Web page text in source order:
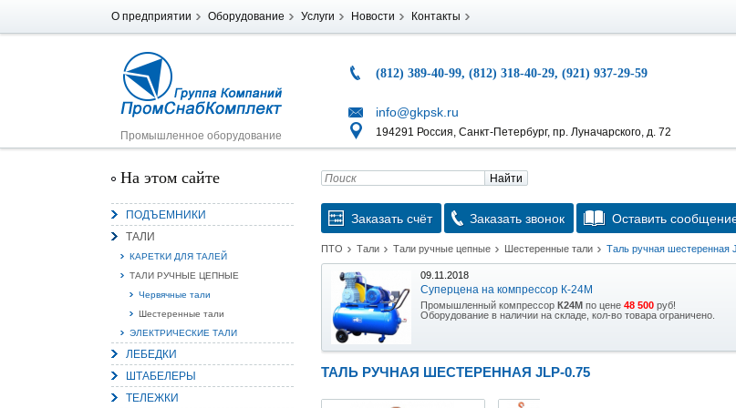
О предприятии Оборудование Услуги Новости Контакты
Промышленное оборудование
(812) 389-40-99, (812) 318-40-29, (921) 937-29-59
info@gkpsk.ru
194291 Россия, Санкт-Петербург, пр. Луначарского, д. 72
На этом сайте
ПОДЪЕМНИКИ
ТАЛИ
КАРЕТКИ ДЛЯ ТАЛЕЙ
ТАЛИ РУЧНЫЕ ЦЕПНЫЕ
Червячные тали
Шестеренные тали
ЭЛЕКТРИЧЕСКИЕ ТАЛИ
ЛЕБЕДКИ
ШТАБЕЛЕРЫ
ТЕЛЕЖКИ
Найти
Заказать счёт Заказать звонок Оставить
ПТО Тали Тали ручные цепные Шестеренные тали Таль ручная шестеренная
09.11.2018
Суперцена на компрессор К-24М
Промышленный компрессор К24М по цене 48 500 руб!
Оборудование в наличии на складе, кол-во товара ограничено.
15.10.2018
Уникальная возможность приобрести (в наличии на складе)
ТАЛЬ РУЧНАЯ ШЕСТЕРЕННАЯ JLP-0.75